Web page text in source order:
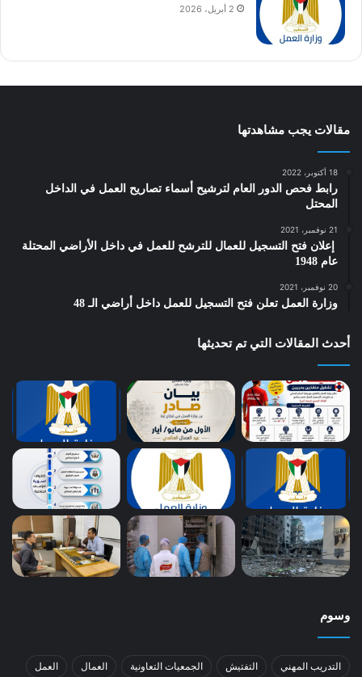
2 أبريل، 2026
مقالات يجب مشاهدتها
18 أكتوبر، 2022
رابط فحص الدور العام لترشيح أسماء تصاريح العمل في الداخل
المحتل
21 نوفمبر، 2021
‎ إعلان فتح التسجيل للعمال للترشح للعمل في داخل الأراضي المحتلة
عام 1948
20 نوفمبر، 2021
وزارة العمل تعلن فتح التسجيل للعمل داخل أراضي الـ 48
أحدث المقالات التي تم تحديثها
وسوم
التدريب المهني التفتيش الجمعيات التعاونية العمال العمل